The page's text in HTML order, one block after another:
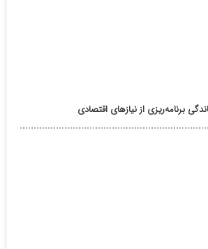
برنامه‌ریزی از نیازهای اقتصادی